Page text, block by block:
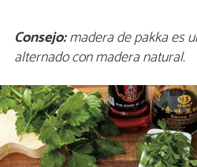
Consejo:madera de pakka es
alternado con madera natural.